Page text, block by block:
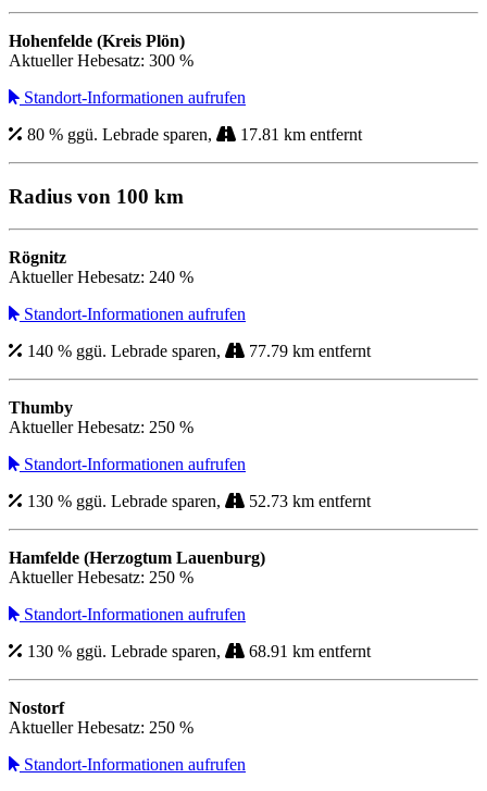
Hohenfelde (Kreis Plön)
Aktueller Hebesatz: 300 %
Standort-Informationen aufrufen
80 % ggü. Lebrade sparen,
17.81 km entfernt
Radius von 100 km
Rögnitz
Aktueller Hebesatz: 240 %
Standort-Informationen aufrufen
140 % ggü. Lebrade sparen,
77.79 km entfernt
Thumby
Aktueller Hebesatz: 250 %
Standort-Informationen aufrufen
130 % ggü. Lebrade sparen,
52.73 km entfernt
Hamfelde (Herzogtum Lauenburg)
Aktueller Hebesatz: 250 %
Standort-Informationen aufrufen
130 % ggü. Lebrade sparen,
68.91 km entfernt
Nostorf
Aktueller Hebesatz: 250 %
Standort-Informationen aufrufen